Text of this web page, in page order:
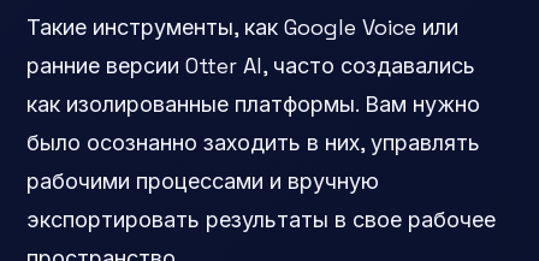
Такие инструменты, как Google Voice или
ранние версии Otter AI, часто создавались
как изолированные платформы. Вам нужно
было осознанно заходить в них, управлять
рабочими процессами и вручную
экспортировать результаты в свое рабочее